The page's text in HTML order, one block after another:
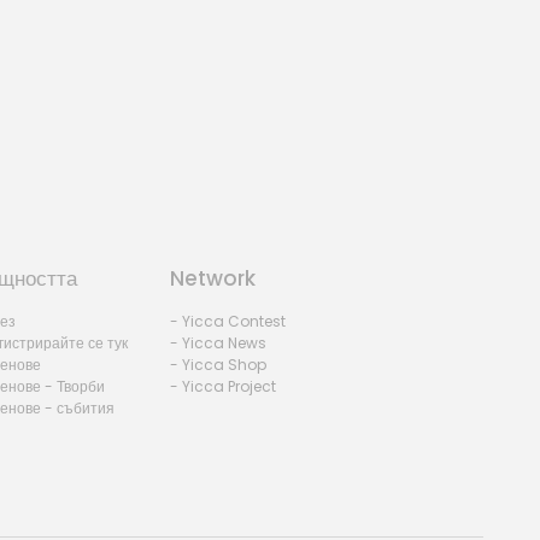
се тук
- Творби
- събития
Network
- Yicca Contest
- Yicca News
- Yicca Shop
- Yicca Project